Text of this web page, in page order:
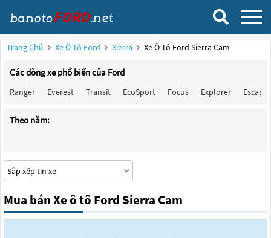
Trang Chủ Xe Ô Tô Ford Sierra Xe Ô Tô Ford Sierra Cam
Các dòng xe phổ biến của Ford
Ranger Everest Transit EcoSport Focus Explorer Escape
Theo năm:
Mua bán Xe ô tô Ford Sierra Cam